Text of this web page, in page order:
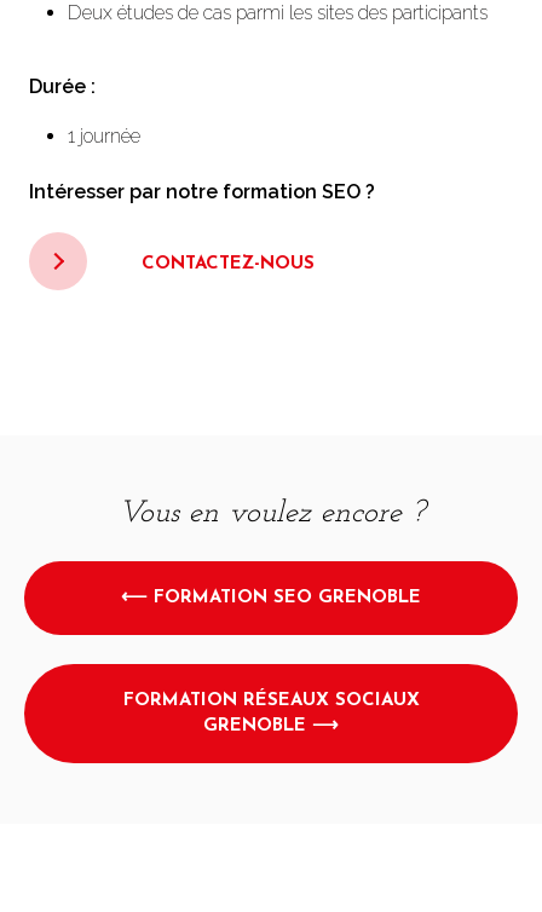
Deux études de cas parmi les sites des participants
Durée :
1 journée
Intéresser par notre formation SEO ?
CONTACTEZ-NOUS
Vous en voulez encore ?
⟵ FORMATION SEO GRENOBLE
FORMATION RÉSEAUX SOCIAUX
GRENOBLE ⟶